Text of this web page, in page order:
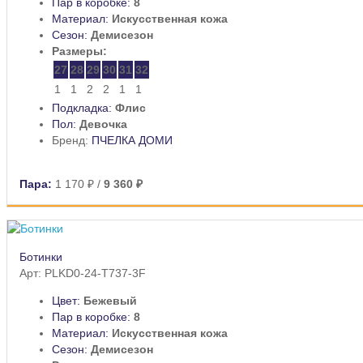
Материал: Искусственная кожа
Сезон: Демисезон
Размеры:
27 28 29 30 31 32
1
1 2 2 1
1
Подкладка: Флис
Пол: Девочка
Бренд: ПЧЕЛКА ДОМИ
Пара: 1 170 ₽ / 9 360 ₽
Ботинки
Арт: PLKD0-24-T737-3F
Цвет: Бежевый
Пар в коробке: 8
Материал: Искусственная кожа
Сезон: Демисезон